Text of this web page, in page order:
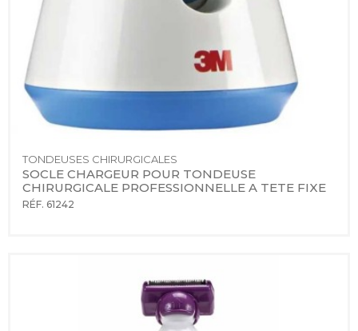
TONDEUSES CHIRURGICALES
SOCLE CHARGEUR POUR TONDEUSE
CHIRURGICALE PROFESSIONNELLE A TETE FIXE
RÉF. 61242